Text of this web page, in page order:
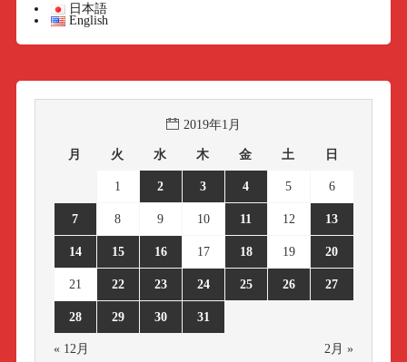
日本語
English
2019年1月
月 火 水 木 金 土 日
1 2 3 4 5 6
7 8 9 10 11 12 13
14 15 16 17 18 19 20
21 22 23 24 25 26 27
28 29 30 31
« 12月 2月 »